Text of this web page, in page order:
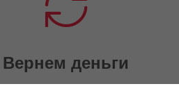
Вернем деньги